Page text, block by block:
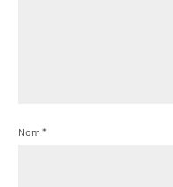
Nom *